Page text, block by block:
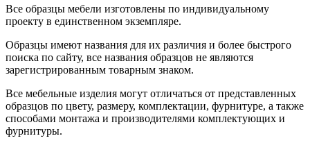
Все образцы мебели изготовлены по индивидуальному
проекту в единственном экземпляре.
Образцы имеют названия для их различия и более быстрого
поиска по сайту, все названия образцов не являются
зарегистрированным товарным знаком.
Все мебельные изделия могут отличаться от представленных
образцов по цвету, размеру, комплектации, фурнитуре, а также
способами монтажа и производителями комплектующих и
фурнитуры.